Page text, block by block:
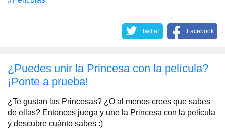
Twitter Facebook
¿Puedes unir la Princesa con la película?
¡Ponte a prueba!
¿Te gustan las Princesas? ¿O al menos crees que sabes
de ellas? Entonces juega y une la Princesa con la película
y descubre cuánto sabes :)